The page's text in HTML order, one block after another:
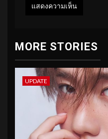
MORE STORIES
UPDATE